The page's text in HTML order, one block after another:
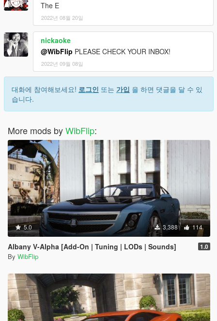
The E
2022년 08월 20일
nickaoke
@WibFlip PLEASE CHECK YOUR INBOX!
2022년 09월 08일
대화에 참여해보세요! 로그인 또는 가입 을 하면 댓글을 달 수 있
습니다.
More mods byWibFlip:
5.0 3,388 114
Albany V-Alpha [Add-On | Tuning | LODs | Sounds] 1.0
By WibFlip